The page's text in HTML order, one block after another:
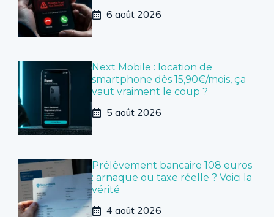
6 août 2026
Next Mobile : location de
smartphone dès 15,90€/mois, ça
vaut vraiment le coup ?
5 août 2026
Prélèvement bancaire 108 euros
: arnaque ou taxe réelle ? Voici la
vérité
4 août 2026